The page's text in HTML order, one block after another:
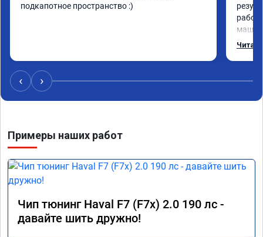
подкапотное пространство :)
‹ ›
Примеры наших работ
Чип тюнинг Haval F7 (F7x) 2.0 190 лс -
давайте шить дружно!